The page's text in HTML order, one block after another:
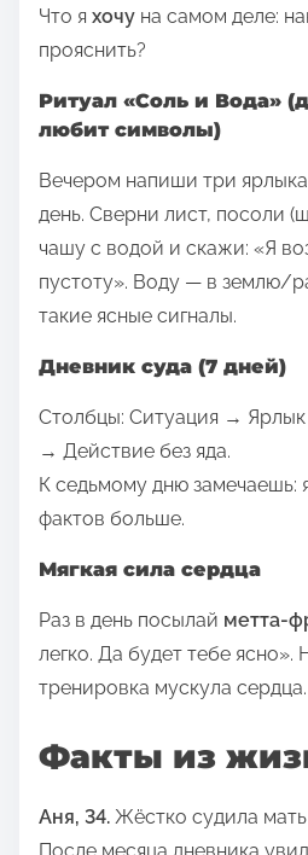
Что я хочу на самом деле:
прояснить?
Ритуал «Соль и Вода»
любит символы)
Вечером напиши три
день. Сверни лист, посоли
чашу с водой и скажи: «Я
пустоту». Воду — в землю/
такие ясные сигналы.
Дневник суда (7 дней)
Столбцы: Ситуация →
→ Действие без яда.
К седьмому дню замечаешь:
фактов больше.
Мягкая сила сердца
Раз в день посылай метта-
легко. Да будет тебе ясно».
тренировка мускула сердца.
Факты из
Аня, 34. Жёстко судила мать
После месяца дневника